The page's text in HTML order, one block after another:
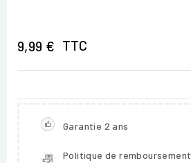
9,99 € TTC
Garantie 2 ans
Politique de remboursement